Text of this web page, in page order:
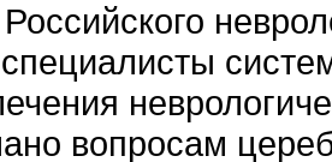
вопросам